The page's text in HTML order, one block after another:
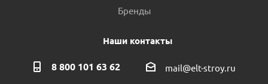
Бренды
Наши контакты
8 800 101 63 62 mail@elt-stroy.ru